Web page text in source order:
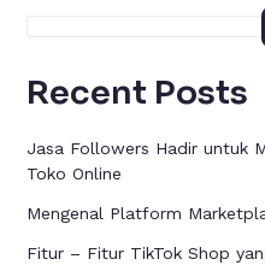
Recent Posts
Jasa Followers Hadir untuk
Toko Online
Mengenal Platform
Fitur – Fitur TikTok Shop